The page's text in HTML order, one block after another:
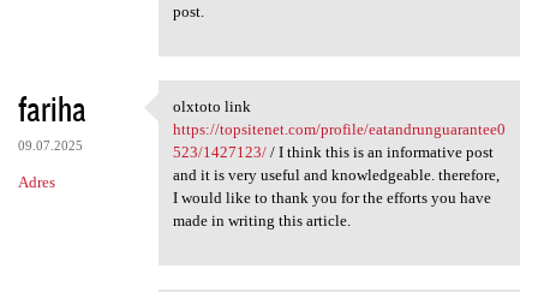
post.
fariha
09.07.2025
Adres
olxtoto link https:/
olxtoto link
https://topsitenet.com/profile/eatandrunguarantee0
523/1427123// I think this is an informative post
and it is very useful and knowledgeable. therefore,
I would like to thank you for the efforts you have
made in writing this article.